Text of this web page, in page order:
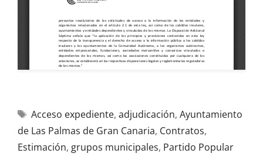
Acceso expediente, adjudicación, Ayuntamiento
de Las Palmas de Gran Canaria, Contratos,
Estimación, grupos municipales, Partido Popular